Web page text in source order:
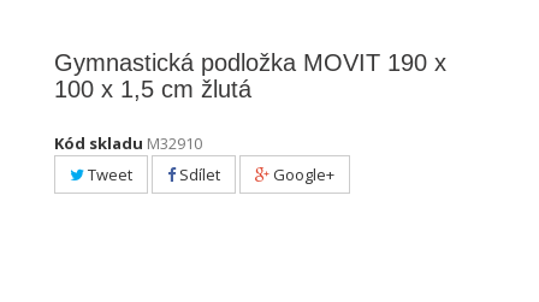
Gymnastická podložka MOVIT 190 x
100 x 1,5 cm žlutá
Kód skladu M32910
Tweet
Sdílet Google+